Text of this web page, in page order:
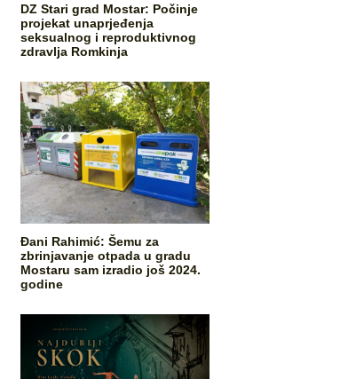
DZ Stari grad Mostar: Počinje
projekat unaprjeđenja
seksualnog i reproduktivnog
zdravlja Romkinja
Đani Rahimić: Šemu za
zbrinjavanje otpada u gradu
Mostaru sam izradio još 2024.
godine